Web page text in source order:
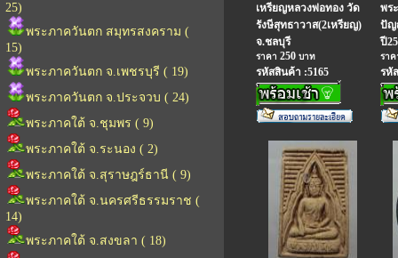
25)
พระภาควันตก สมุทรสงคราม (
15)
พระภาควันตก จ.เพชรบุรี ( 19)
พระภาควันตก จ.ประจวบ ( 24)
พระภาคใต้ จ.ชุมพร ( 9)
พระภาคใต้ จ.ระนอง ( 2)
พระภาคใต้ จ.สุราษฎร์ธานี ( 9)
พระภาคใต้ จ.นครศรีธรรมราช (
14)
พระภาคใต้ จ.สงขลา ( 18)
เหรียญหลวงพ่อทอง วัด
รังษีสุทธาวาส(2เหรียญ)
จ.ชลบุรี
ราคา 250 บาท
รหัสสินค้า :5165
พร
ปัญ
ปี
รา
รหั